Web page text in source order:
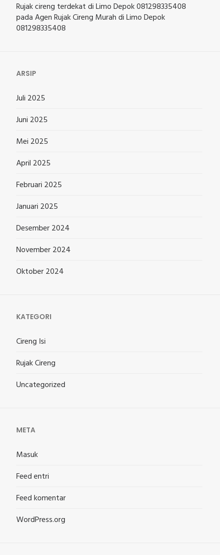
Rujak cireng terdekat di Limo Depok 081298335408
padaAgen Rujak Cireng Murah di Limo Depok
081298335408
ARSIP
Juli 2025
Juni 2025
Mei 2025
April 2025
Februari 2025
Januari 2025
Desember 2024
November 2024
Oktober 2024
KATEGORI
Cireng Isi
Rujak Cireng
Uncategorized
META
Masuk
Feed entri
Feed komentar
WordPress.org